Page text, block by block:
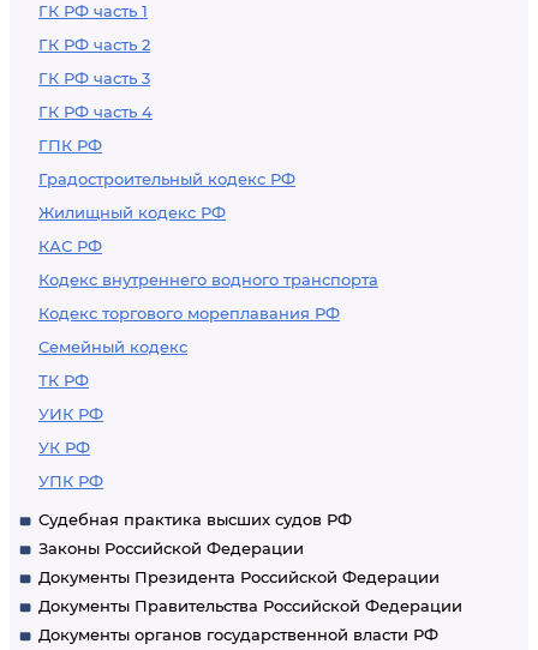
ГК РФ часть 1
ГК РФ часть 2
ГК РФ часть 3
ГК РФ часть 4
ГПК РФ
Градостроительный кодекс РФ
Жилищный кодекс РФ
КАС РФ
Кодекс внутреннего водного транспорта
Кодекс торгового мореплавания РФ
Семейный кодекс
ТК РФ
УИК РФ
УК РФ
УПК РФ
Судебная практика высших судов РФ
Законы Российской Федерации
Документы Президента Российской Федерации
Документы Правительства Российской Федерации
Документы органов государственной власти РФ